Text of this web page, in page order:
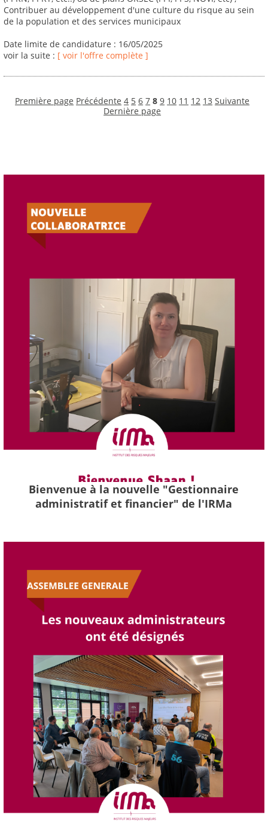
Contribuer au développement d'une culture du risque au sein
de la population et des services municipaux
Date limite de candidature : 16/05/2025
voir la suite : [ voir l'offre complète ]
Première page Précédente 4 5 6 7 8 9 10 11 12 13 Suivante
Dernière page
Bienvenue à la nouvelle "Gestionnaire
administratif et financier" de l'IRMa